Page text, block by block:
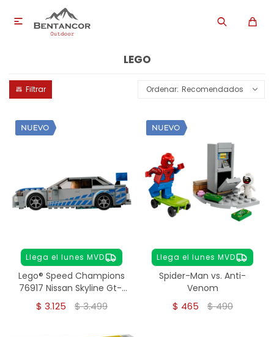

LEGO
Recomendados
Llega el lunes MVD
Lego® Speed Champions
76917 Nissan Skyline Gt-r
(r34)
$ 3.125 $3.499
Llega el lunes MVD
Spider-Man vs. Anti-
Venom
$ 465 $490